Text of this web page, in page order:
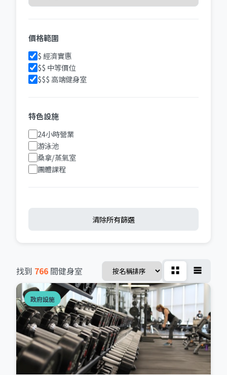
價格範圍
$ 經濟實惠
$$ 中等價位
$$$ 高端健身室
特色設施
24小時營業
游泳池
桑拿/蒸氣室
團體課程
清除所有篩選
找到 766 間健身室
政府設施